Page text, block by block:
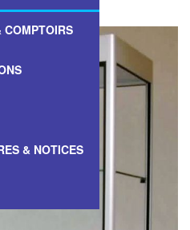
COMPTOIRS
& NOTICES
»VAM 2